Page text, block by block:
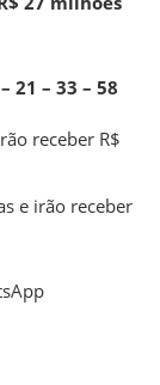
21 – 33 – 58
receber R$
e irão receber